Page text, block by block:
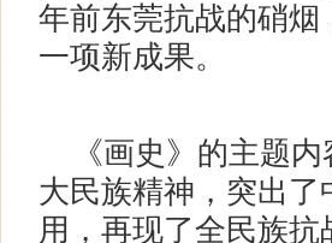
年前东莞抗战的硝
一项新成果。
《画史》的主题内
大民族精神，突出
用，再现了全民族